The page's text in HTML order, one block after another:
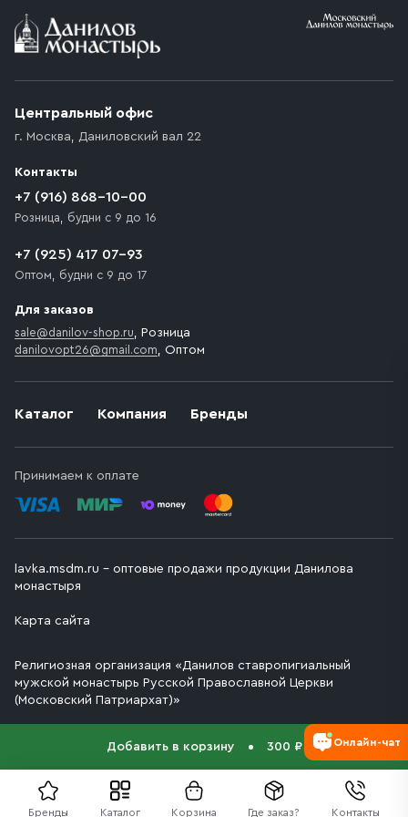
Бренды Каталог Корзина Где заказ? Контакты
Добавить в корзину 300 ₽
Условия доставки
возникают препятствия для подъезда автомобиля,
которое максимально близко к месту запланированной
движения. Если на территории места назначения
доставки предусмотрен платный въезд, то Покупателю
необходимо компенсировать стоимость въезда
Каталог Компания Бренды
Принимаем к оплате
Центральный офис
г. Москва, Даниловский вал 22
Контакты
+7 (916) 868-10-00
Розница, будни с 9 до 16
+7 (925) 417 07-93
Оптом, будни с 9 до 17
Для заказов
sale@danilov-shop.ru, Розница
danilovopt26@gmail.com, Оптом
lavka.msdm.ru – оптовые продажи продукции Данилова
монастыря
Карта сайта
Религиозная организация «Данилов ставропигиальный
мужской монастырь Русской Православной Церкви
(Московский Патриархат)»
Онлайн-чат